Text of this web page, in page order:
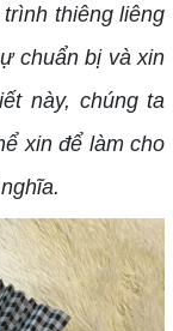
thiêng liêng
chuẩn bị và xin
này, chúng ta
xin để làm cho